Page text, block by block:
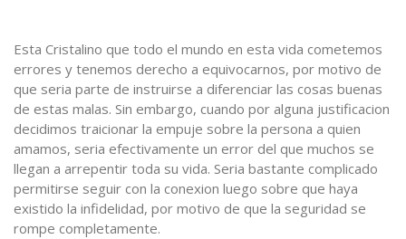
Esta Cristalino que todo el mundo en esta vida cometemos
errores y tenemos derecho a equivocarnos, por motivo de
que seri­a parte de instruirse a diferenciar las cosas buenas
de estas malas. Sin embargo, cuando por alguna justificacion
decidimos traicionar la empuje sobre la persona a quien
amamos, seri­a efectivamente un error del que muchos se
llegan a arrepentir toda su vida. Seri­a bastante complicado
permitirse seguir con la conexion luego sobre que haya
existido la infidelidad, por motivo de que la seguridad se
rompe completamente.